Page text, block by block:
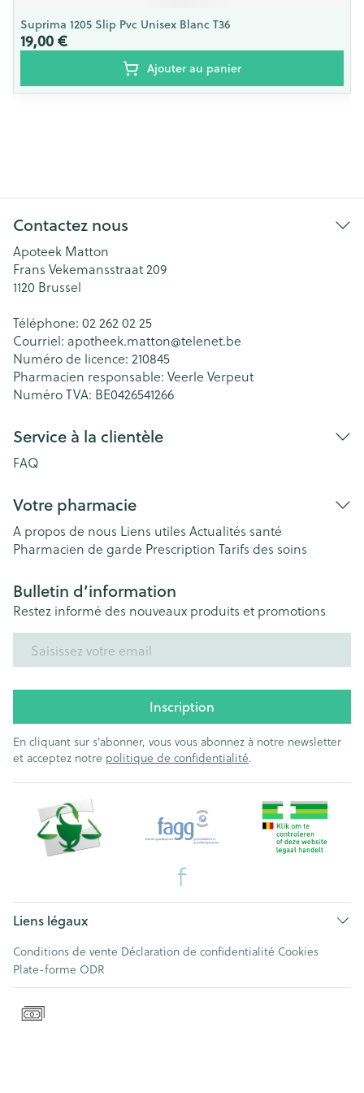
Suprima 1205 Slip Pvc Unisex Blanc T36
19,00 €
Ajouter au panier
Contactez nous
Apoteek Matton
Frans Vekemansstraat 209
1120 Brussel
Téléphone: 02 262 02 25
Courriel: apotheek.matton@telenet.be
Numéro de licence: 210845
Pharmacien responsable: Veerle Verpeut
Numéro TVA: BE0426541266
Service à la clientèle
FAQ
Votre pharmacie
A propos de nous Liens utiles Actualités santé
Pharmacien de garde Prescription Tarifs des soins
Bulletin d’information
Restez informé des nouveaux produits et promotions
Inscription
En cliquant sur s'abonner, vous vous abonnez à notre newsletter
et acceptez notre politique de confidentialité.
Liens légaux
Conditions de vente Déclaration de confidentialité Cookies
Plate-forme ODR